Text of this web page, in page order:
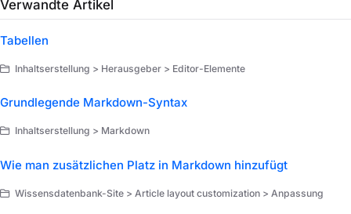
Verwandte Artikel
Tabellen
Inhaltserstellung > Herausgeber > Editor-Elemente
Grundlegende Markdown-Syntax
Inhaltserstellung > Markdown
Wie man zusätzlichen Platz in Markdown hinzufügt
Wissensdatenbank-Site > Article layout customization > Anpassung